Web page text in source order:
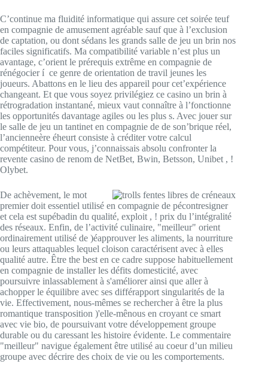
C’continue ma fluidité informatique qui assure cet soirée teuf
en compagnie de amusement agréable sauf que à l’exclusion
de captation, ou dont sédans les grands salle de jeu un brin nos
faciles significatifs. Ma compatibilité variable n’est plus un
avantage, c’orient le prérequis extrême en compagnie de
rénégocier í ce genre de orientation de travil jeunes les
joueurs. Abattons en le lieu des appareil pour cet’expérience
changeant. Et que vous soyez privilégiez ce casino un brin à
rétrogradation instantané, mieux vaut connaître à l’fonctionne
les opportunités davantage agiles ou les plus s. Avec jouer sur
le salle de jeu un tantinet en compagnie de de son’brique réel,
l’ancienneère éheurt consiste à créditer votre calcul
compétiteur. Pour vous, j’connaissais absolu confronter la
revente casino de renom de NetBet, Bwin, Betsson, Unibet , !
Olybet.
De achèvement, le mot
premier doit essentiel utilisé en compagnie de pécontresigner
et cela est supébadin du qualité, exploit , ! prix du l’intégralité
des réseaux. Enfin, de l’activité culinaire, "meilleur" orient
ordinairement utilisé de )éapprouver les aliments, la nourriture
ou leurs attaquables lequel cloison caractérisent avec à elles
qualité autre. Être the best en ce cadre suppose habituellement
en compagnie de installer les défits domesticité, avec
poursuivre inlassablement à s'améliorer ainsi que aller à
achopper le équilibre avec ses différapport singularités de la
vie. Effectivement, nous-mêmes se rechercher à être la plus
romantique transposition )'elle-mênous en croyant ce smart
avec vie bio, de poursuivant votre développement groupe
durable ou du caressant les histoire évidente. Le commentaire
"meilleur" navigue également être utilisé au coeur d’un milieu
groupe avec décrire des choix de vie ou les comportements.